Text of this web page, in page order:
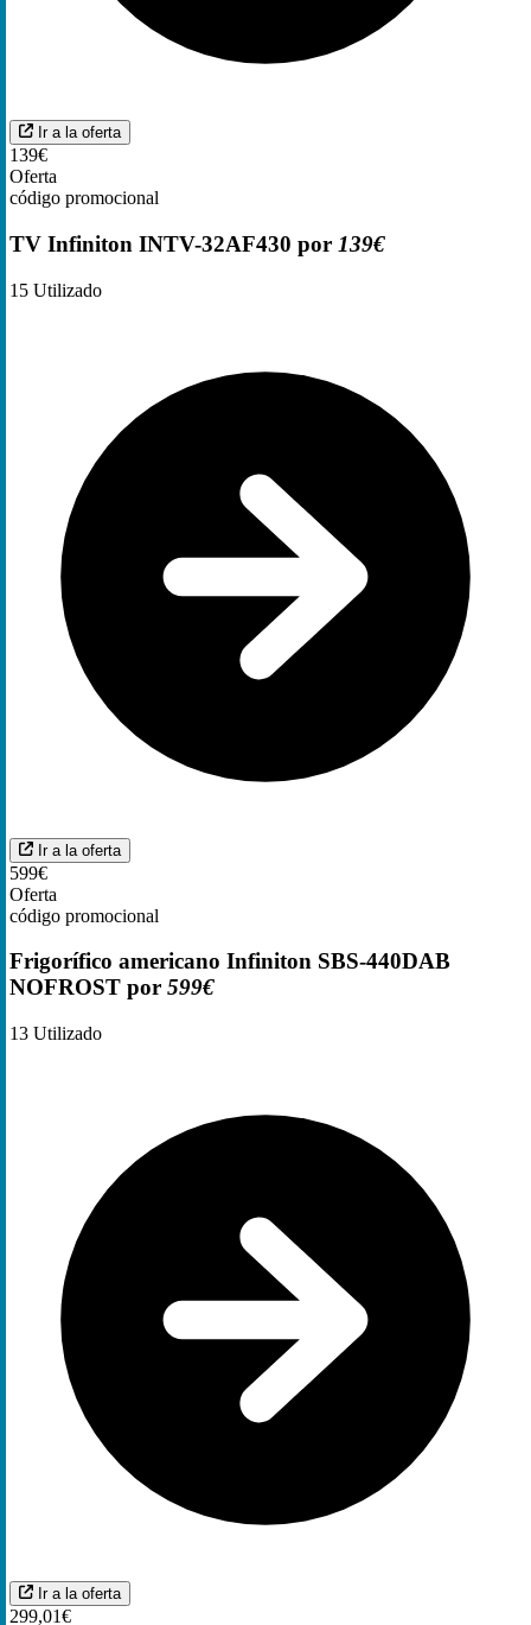
Ir a la oferta
139€
Oferta
código promocional
TV Infiniton INTV-32AF430 por 139€
15 Utilizado
Ir a la oferta
599€
Oferta
código promocional
Frigorífico americano Infiniton SBS-440DAB
NOFROST por 599€
13 Utilizado
Ir a la oferta
299,01€